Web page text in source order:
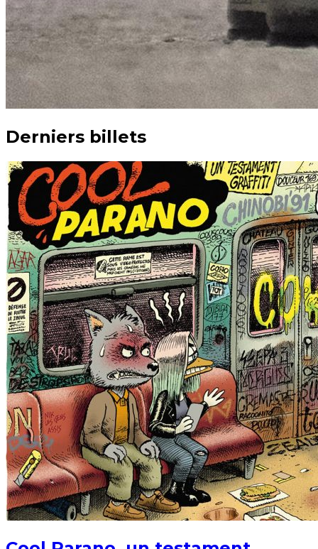
Derniers billets